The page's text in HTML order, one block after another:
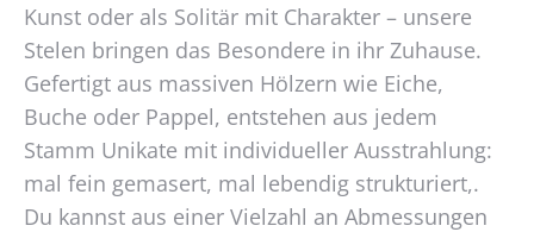
Kunst oder als Solitär mit Charakter – unsere
Stelen bringen das Besondere in ihr Zuhause.
Gefertigt aus massiven Hölzern wie Eiche,
Buche oder Pappel, entstehen aus jedem
Stamm Unikate mit individueller Ausstrahlung:
mal fein gemasert, mal lebendig strukturiert,.
Du kannst aus einer Vielzahl an Abmessungen